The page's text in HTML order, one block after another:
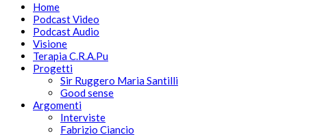
Home
Podcast Video
Podcast Audio
Visione
Terapia C.R.A.Pu
Progetti
Sir Ruggero Maria Santilli
Good sense
Argomenti
Interviste
Fabrizio Ciancio